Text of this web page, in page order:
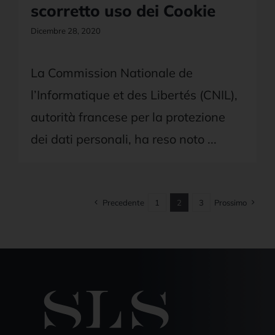
scorretto uso dei Cookie
Dicembre 28, 2020
La Commission Nationale de
l’Informatique et des Libertés (CNIL),
autorità francese per la protezione
dei dati personali, ha reso noto ...
Precedente 1 2 3 Prossimo